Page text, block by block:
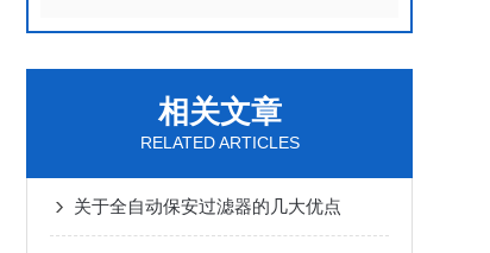
相关文章
RELATED ARTICLES
关于全自动保安过滤器的几大优点